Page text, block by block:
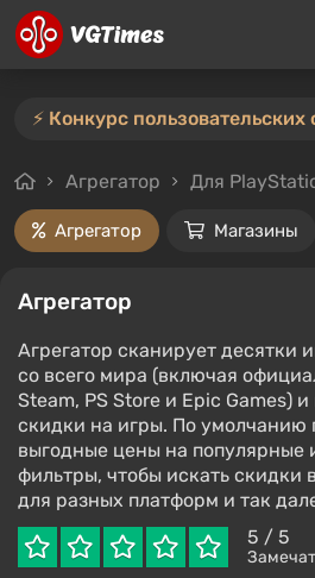
Агрегатор Для
Агрегатор Магазины
Агрегатор
Агрегатор сканирует десятки
со всего мира (включая
Steam, PS Store и Epic Games)
скидки на игры. По умолчанию
выгодные цены на популярные
фильтры, чтобы искать скидки
для разных платформ и так
5 / 5